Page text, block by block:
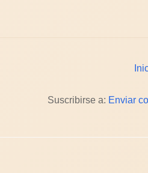
Suscribirse a: Enviar